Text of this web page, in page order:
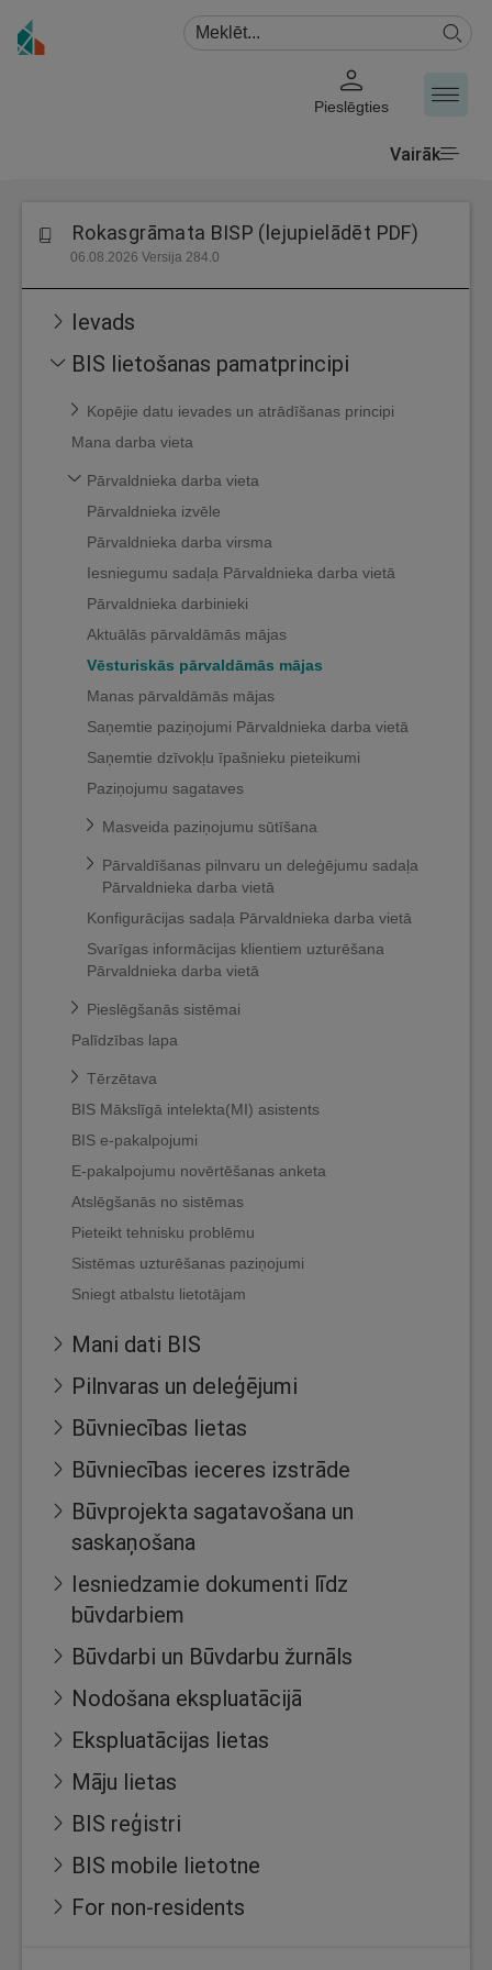
Pieslēgties
Vairāk
Rokasgrāmata BISP (lejupielādēt PDF)
06.08.2026 Versija 284.0
Ievads
BIS lietošanas pamatprincipi
Kopējie datu ievades un atrādīšanas principi
Mana darba vieta
Pārvaldnieka darba vieta
Pārvaldnieka izvēle
Pārvaldnieka darba virsma
Iesniegumu sadaļa Pārvaldnieka darba vietā
Pārvaldnieka darbinieki
Aktuālās pārvaldāmās mājas
Vēsturiskās pārvaldāmās mājas
Manas pārvaldāmās mājas
Saņemtie paziņojumi Pārvaldnieka darba vietā
Saņemtie dzīvokļu īpašnieku pieteikumi
Paziņojumu sagataves
Masveida paziņojumu sūtīšana
Pārvaldīšanas pilnvaru un deleģējumu sadaļa
Pārvaldnieka darba vietā
Konfigurācijas sadaļa Pārvaldnieka darba vietā
Svarīgas informācijas klientiem uzturēšana
Pārvaldnieka darba vietā
Pieslēgšanās sistēmai
Palīdzības lapa
Tērzētava
BIS Mākslīgā intelekta(MI) asistents
BIS e-pakalpojumi
E-pakalpojumu novērtēšanas anketa
Atslēgšanās no sistēmas
Pieteikt tehnisku problēmu
Sistēmas uzturēšanas paziņojumi
Sniegt atbalstu lietotājam
Mani dati BIS
Pilnvaras un deleģējumi
Būvniecības lietas
Būvniecības ieceres izstrāde
Būvprojekta sagatavošana un
saskaņošana
Iesniedzamie dokumenti līdz
būvdarbiem
Būvdarbi un Būvdarbu žurnāls
Nodošana ekspluatācijā
Ekspluatācijas lietas
Māju lietas
BIS reģistri
BIS mobile lietotne
For non-residents